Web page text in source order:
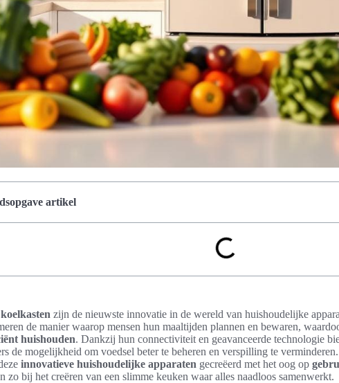
artikel
zijn de nieuwste innovatie in de wereld van huishoudelijke
de manier waarop mensen hun maaltijden plannen en bewaren,
huishouden. Dankzij hun connectiviteit en geavanceerde technologie
de mogelijkheid om voedsel beter te beheren en verspilling te
innovatieve huishoudelijke apparaten gecreëerd met het oog op
zo bij het creëren van een slimme keuken waar alles naadloos samenwerkt.